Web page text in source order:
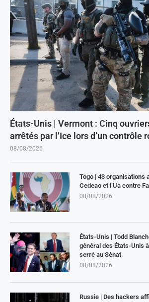
États-Unis | Vermont : Cinq
arrêtés par l’Ice lors d’un contrôle
08/08/2026
Togo | 43
Cedeao et l’Ua contre
08/08/2026
États-Unis | Todd
général des États-Unis à
serré au Sénat
08/08/2026
Russie | Des hackers